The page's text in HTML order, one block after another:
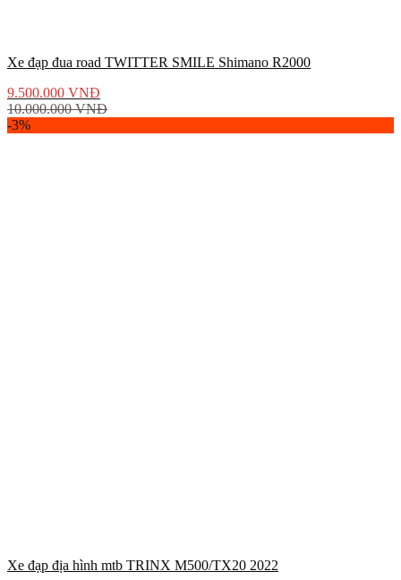
Xe đạp đua road TWITTER SMILE Shimano R2000
9.500.000 VNĐ
10.000.000VNĐ
-3%
Xe đạp địa hình mtb TRINX M500/TX20 2022